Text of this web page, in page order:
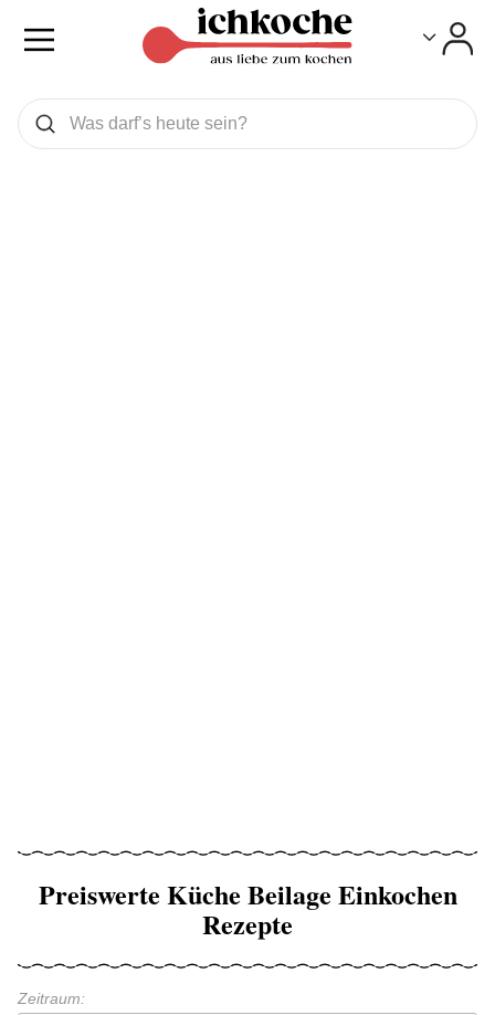
Was wollen Sie suchen
Suchen
Preiswerte Küche Beilage Einkochen
Rezepte
Zeitraum: